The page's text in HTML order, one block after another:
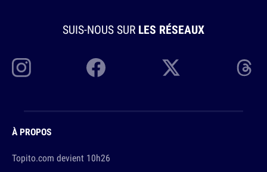
SUIS-NOUS SUR LES RÉSEAUX
À PROPOS
Topito.com devient 10h26